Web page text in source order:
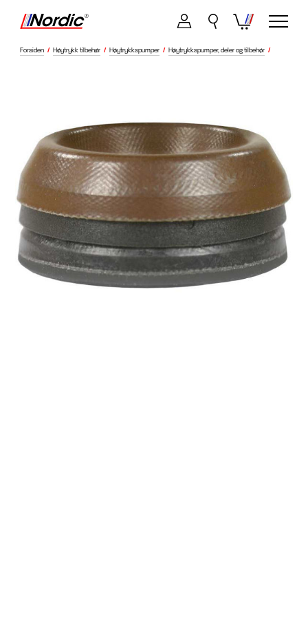
Forsiden / Høytrykk tilbehør / Høytrykkspumper / Høytrykkspumper, deler og tilbehør /